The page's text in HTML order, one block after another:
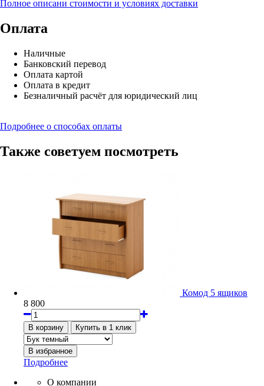
Полное описани стоимости и условиях доставки
Оплата
Наличные
Банковский перевод
Оплата картой
Оплата в кредит
Безналичный расчёт для юридический лиц
Подробнее о способах оплаты
Также советуем посмотреть
Комод 5 ящиков
8 800
Подробнее
О компании